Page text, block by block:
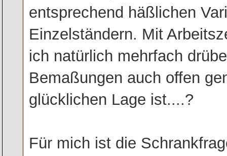
entsprechend häßlichen
Einzelständern. Mit
ich natürlich mehrfach
Bemaßungen auch offen
glücklichen Lage ist....?
Für mich ist die